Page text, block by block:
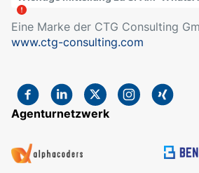
Eine Marke der CTG Consulting
www.ctg-consulting.com
Agenturnetzwerk